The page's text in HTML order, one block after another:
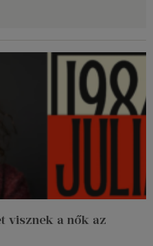
visznek a nők az